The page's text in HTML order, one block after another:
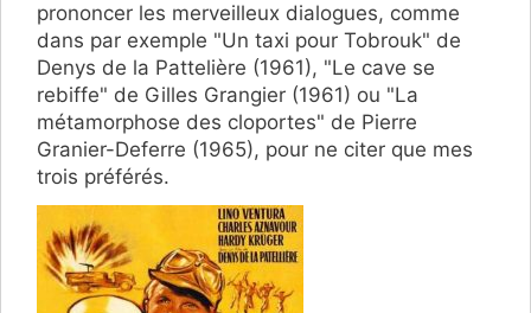
prononcer les merveilleux dialogues, comme
dans par exemple "Un taxi pour Tobrouk" de
Denys de la Pattelière (1961), "Le cave se
rebiffe" de Gilles Grangier (1961) ou "La
métamorphose des cloportes" de Pierre
Granier-Deferre (1965), pour ne citer que mes
trois préférés.